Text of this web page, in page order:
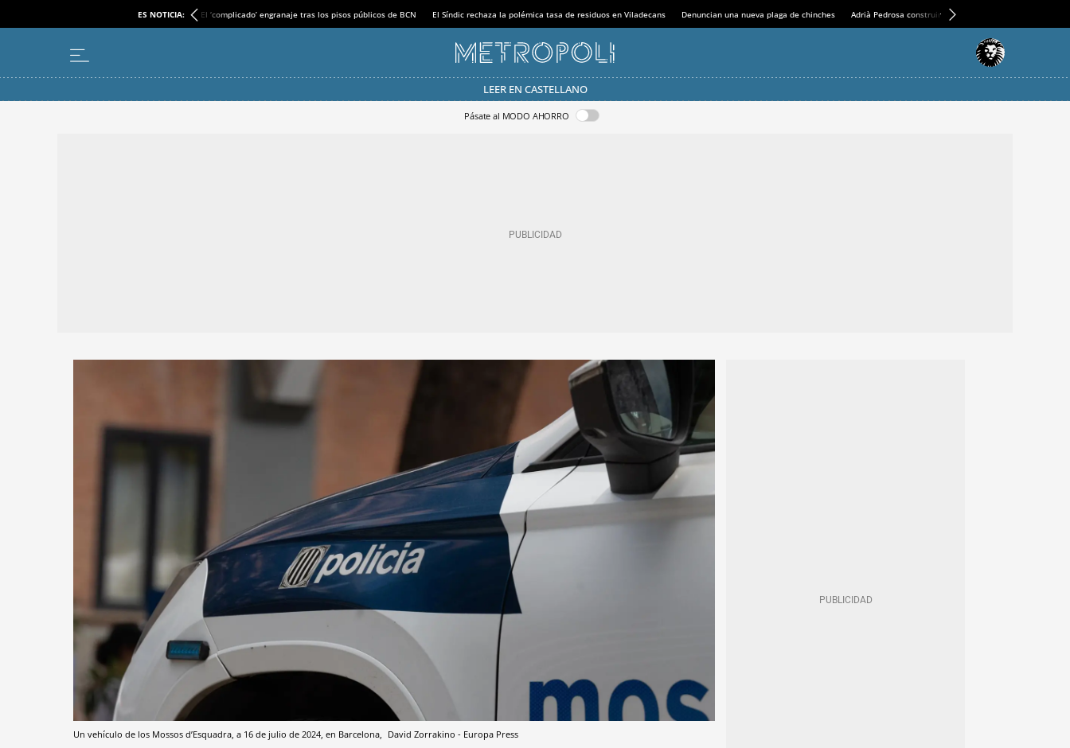
ES NOTICIA: El ‘complicado’ engranaje tras los pisos públicos de BCN El Síndic rechaza la polémica tasa de residuos en Viladecans Denuncian una nueva plaga de chinches Adrià Pedrosa construirá la nueva residencia en el
LEER EN CASTELLANO
Pásate al MODO AHORRO
Un vehículo de los Mossos d’Esquadra, a 16 de julio de 2024, en Barcelona,
David Zorrakino - Europa Press